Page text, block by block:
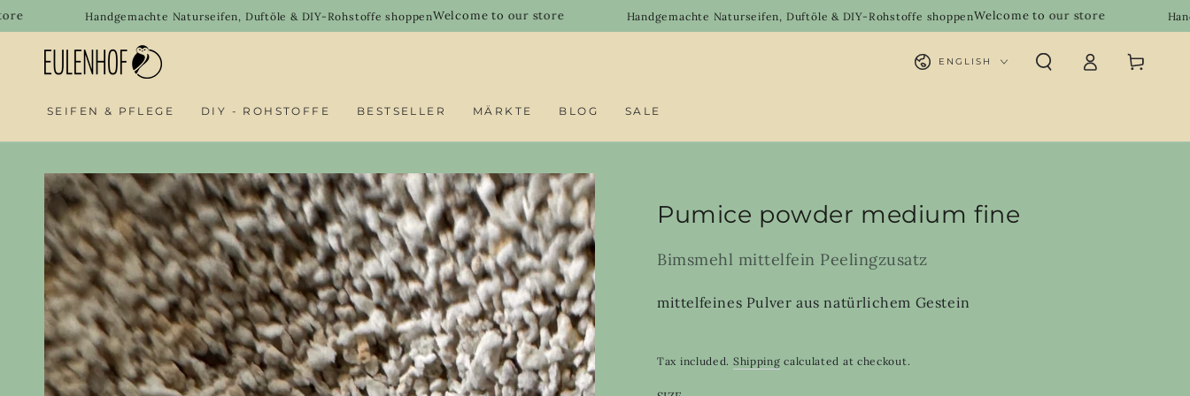
SKIP TO
CONTENT
Handgemachte Naturseifen, Duftöle & DIY-Rohstoffe shoppenWelcome to our store Handgemachte Naturseifen, Duftöle & DIY-Rohstoffe shoppenWelcome to our store Handgemachte
SEIFEN & PFLEGE DIY - ROHSTOFFE BESTSELLER MÄRKTE BLOG SALE
Language
ENGLISH
in
Cart
SKIP TO PRODUCT
INFORMATION
Pumice powder medium fine
Bimsmehl mittelfein Peelingzusatz
mittelfeines Pulver aus natürlichem Gestein
Tax included. Shipping calculated at checkout.